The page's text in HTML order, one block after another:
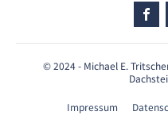
© 2024 - Michael E.
Impressum